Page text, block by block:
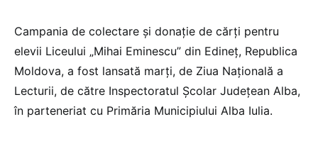
Campania de colectare şi donaţie de cărţi pentru
elevii Liceului „Mihai Eminescu” din Edineţ, Republica
Moldova, a fost lansată marţi, de Ziua Naţională a
Lecturii, de către Inspectoratul Şcolar Judeţean Alba,
în parteneriat cu Primăria Municipiului Alba Iulia.